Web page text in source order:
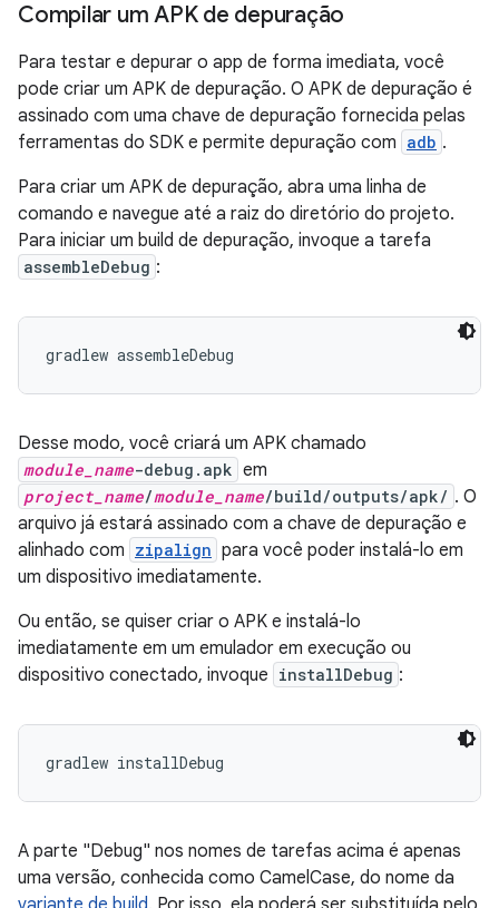
Compilar um APK de depuração
Para testar e depurar o app de forma imediata, você
pode criar um APK de depuração. O APK de depuração é
assinado com uma chave de depuração fornecida pelas
ferramentas do SDK e permite depuração com adb .
Para criar um APK de depuração, abra uma linha de
comando e navegue até a raiz do diretório do projeto.
Para iniciar um build de depuração, invoque a tarefa
assembleDebug :
Desse modo, você criará um APK chamado
module_name-debug.apk em
project_name/module_name/build/outputs/apk/ . O
arquivo já estará assinado com a chave de depuração e
alinhado com zipalign para você poder instalá-lo em
um dispositivo imediatamente.
Ou então, se quiser criar o APK e instalá-lo
imediatamente em um emulador em execução ou
dispositivo conectado, invoque installDebug :
gradlew installDebug
A parte "Debug" nos nomes de tarefas acima é apenas
uma versão, conhecida como CamelCase, do nome da